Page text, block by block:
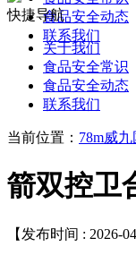
食品安全动态
联系我们
快捷导航
关于我们
食品安全常识
食品安全动态
联系我们
当前位置： 78m威
箭双控卫
【发布时间 : 2026-